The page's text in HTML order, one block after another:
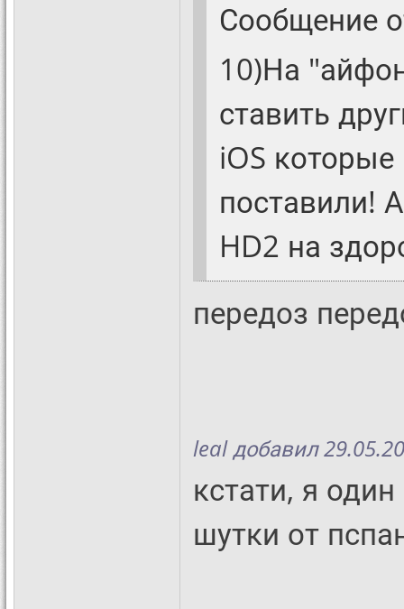
Сообщение
10)На
ставить
iOS
поставили!
HD2 на
передоз
leal добавил
кстати, я
шутки от